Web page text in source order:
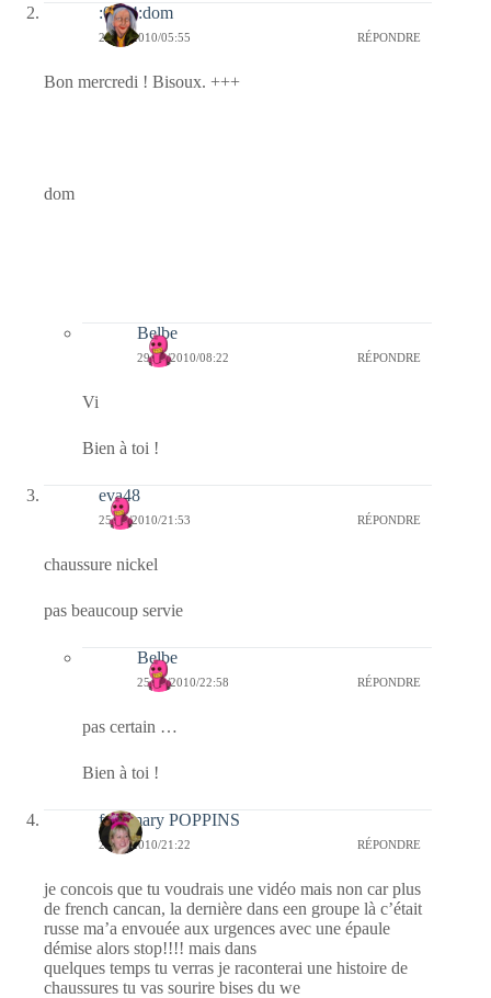
:0014:dom
29/09/2010/05:55 RÉPONDRE
Bon mercredi ! Bisoux. +++
dom
Belbe
29/09/2010/08:22 RÉPONDRE
Vi
Bien à toi !
eva48
25/09/2010/21:53 RÉPONDRE
chaussure nickel
pas beaucoup servie
Belbe
25/09/2010/22:58 RÉPONDRE
pas certain …
Bien à toi !
fabymary POPPINS
25/09/2010/21:22 RÉPONDRE
je concois que tu voudrais une vidéo mais non car plus
de french cancan, la dernière dans een groupe là c’était
russe ma’a envouée aux urgences avec une épaule
démise alors stop!!!! mais dans
quelques temps tu verras je raconterai une histoire de
chaussures tu vas sourire bises du we